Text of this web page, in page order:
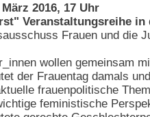
2016, 17 Uhr
Veranstaltungsreihe in
Frauen und die
wollen gemeinsam
der Frauentag damals
frauenpolitische
feministische